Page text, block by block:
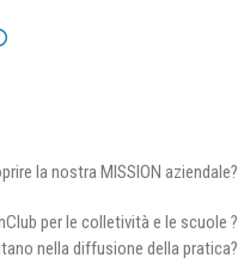
la nostra MISSION aziendale?
per le colletività e le scuole ?
nella diffusione della pratica?